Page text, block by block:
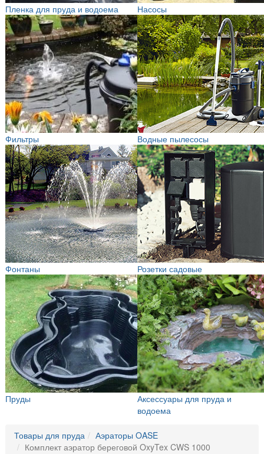
Пленка для пруда и водоема Насосы
Фильтры Водные пылесосы
Фонтаны Розетки садовые
Пруды
Аксессуары для пруда и
водоема
Товары для пруда
Аэраторы OASE
Комплект аэратор береговой OxyTex CWS 1000